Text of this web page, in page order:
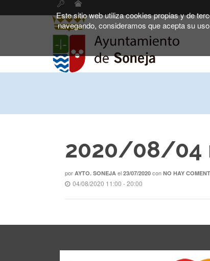
Este sitio web utiliza cookies propias y de
navegando, consideramos que acepta su
2020/08/04
por AYTO. SONEJA el 23/07/2020 con NO HAY
04/08/2020 11:00 - 20:00